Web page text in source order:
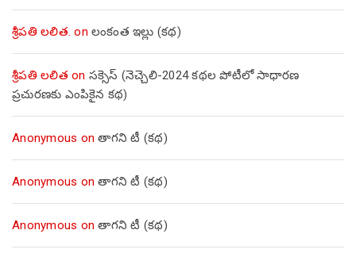
శ్రీపతి లలిత. on లంకంత ఇల్లు (కథ)
శ్రీపతి లలిత on సక్సెస్ (నెచ్చెలి-2024 కథల పోటీలో సాధారణ
ప్రచురణకు ఎంపికైన కథ)
Anonymous onతాగని టీ (కథ)
Anonymous onతాగని టీ (కథ)
Anonymous onతాగని టీ (కథ)